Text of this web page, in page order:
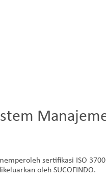
sertifikasi ISO
oleh SUCOFINDO.